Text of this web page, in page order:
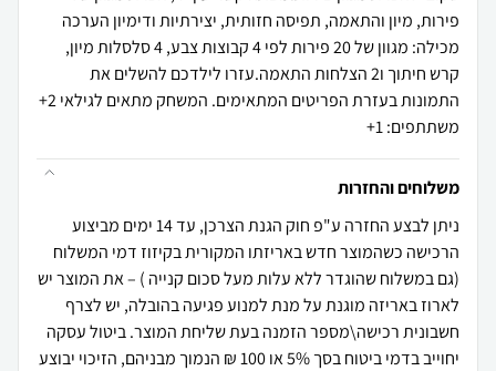
פירות, מיון והתאמה, תפיסה חזותית, יצירתיות ודימיון הערכה
מכילה: מגוון של 20 פירות לפי 4 קבוצות צבע, 4 סלסלות מיון,
קרש חיתוך ו2 הצלחות התאמה.עזרו לילדכם להשלים את
התמונות בעזרת הפריטים המתאימים. המשחק מתאים לגילאי 2+
משתתפים: 1+
משלוחים והחזרות
ניתן לבצע החזרה ע"פ חוק הגנת הצרכן, עד 14 ימים מביצוע
הרכישה כשהמוצר חדש באריזתו המקורית בקיזוז דמי המשלוח
(גם במשלוח שהוגדר ללא עלות מעל סכום קנייה ) – את המוצר יש
לארוז באריזה מוגנת על מנת למנוע פגיעה בהובלה, יש לצרף
חשבונית רכישה\מספר הזמנה בעת שליחת המוצר. ביטול עסקה
יחוייב בדמי ביטוח בסך 5% או 100 ₪ הנמוך מבניהם, הזיכוי יבוצע